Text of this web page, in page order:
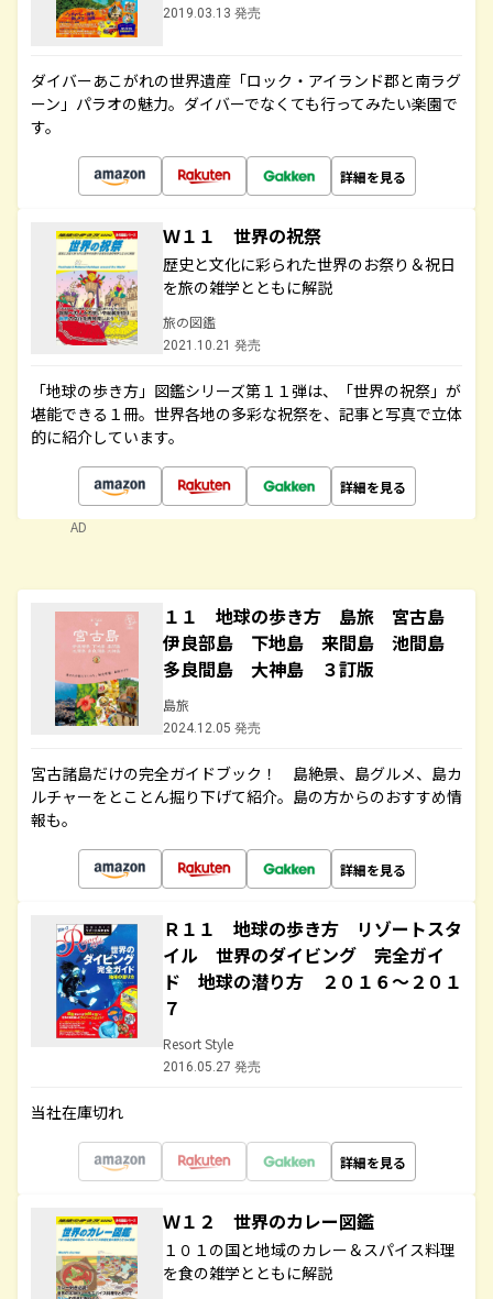
2019.03.13 発売
ダイバーあこがれの世界遺産「ロック・アイランド郡と南ラグ
ーン」パラオの魅力。ダイバーでなくても行ってみたい楽園で
す。
詳細を見る
Ｗ１１ 世界の祝祭
歴史と文化に彩られた世界のお祭り＆祝日
を旅の雑学とともに解説
旅の図鑑
2021.10.21 発売
「地球の歩き方」図鑑シリーズ第１１弾は、「世界の祝祭」が
堪能できる１冊。世界各地の多彩な祝祭を、記事と写真で立体
的に紹介しています。
詳細を見る
AD
１１ 地球の歩き方 島旅 宮古島
伊良部島 下地島 来間島 池間島
多良間島 大神島 ３訂版
島旅
2024.12.05 発売
宮古諸島だけの完全ガイドブック！ 島絶景、島グルメ、島カ
ルチャーをとことん掘り下げて紹介。島の方からのおすすめ情
報も。
詳細を見る
Ｒ１１ 地球の歩き方 リゾートスタ
イル 世界のダイビング 完全ガイ
ド 地球の潜り方 ２０１６～２０１
７
Resort Style
2016.05.27 発売
当社在庫切れ
詳細を見る
Ｗ１２ 世界のカレー図鑑
１０１の国と地域のカレー＆スパイス料理
を食の雑学とともに解説